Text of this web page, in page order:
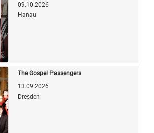
09.10.2026
Hanau
The Gospel Passengers
13.09.2026
Dresden